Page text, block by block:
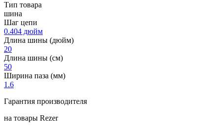
Тип товара
шина
Шаг цепи
0.404 дюйм
Длина шины (дюйм)
20
Длина шины (см)
50
Ширина паза (мм)
1.6
Гарантия производителя
на товары Rezer